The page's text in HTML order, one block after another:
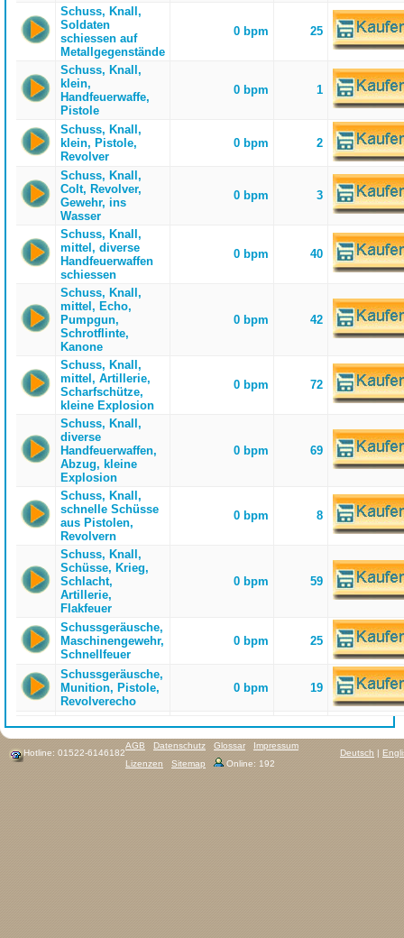
Schuss, Knall,
Soldaten
schiessen auf
Metallgegenstände
0 bpm 25
Schuss, Knall,
klein,
Handfeuerwaffe,
Pistole
0 bpm 1
Schuss, Knall,
klein, Pistole,
Revolver
0 bpm 2
Schuss, Knall,
Colt, Revolver,
Gewehr, ins
Wasser
0 bpm 3
Schuss, Knall,
mittel, diverse
Handfeuerwaffen
schiessen
0 bpm 40
Schuss, Knall,
mittel, Echo,
Pumpgun,
Schrotflinte,
Kanone
0 bpm 42
Schuss, Knall,
mittel, Artillerie,
Scharfschütze,
kleine Explosion
0 bpm 72
Schuss, Knall,
diverse
Handfeuerwaffen,
Abzug, kleine
Explosion
0 bpm 69
Schuss, Knall,
schnelle Schüsse
aus Pistolen,
Revolvern
0 bpm 8
Schuss, Knall,
Schüsse, Krieg,
Schlacht,
Artillerie,
Flakfeuer
0 bpm 59
Schussgeräusche,
Maschinengewehr,
Schnellfeuer
0 bpm 25
Schussgeräusche,
Munition, Pistole,
Revolverecho
0 bpm 19
Hotline: 01522-6146182 Deutsch |
AGB Datenschutz Glossar
Impressum
Lizenzen
Sitemap Online: 192